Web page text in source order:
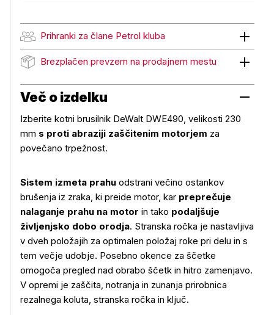
Prihranki za člane Petrol kluba
Prihranki za člane Petrol kluba
Brezplačen prevzem na prodajnem mestu
Brezplačen prevzem na prodajnem mestu
Več o izdelku
Več o izdelku
Izberite kotni brusilnik DeWalt DWE490, velikosti 230
mm s proti abraziji zaščitenim motorjem za
povečano trpežnost.
Sistem izmeta prahu odstrani večino ostankov
brušenja iz zraka, ki preide motor, kar preprečuje
nalaganje prahu na motor in tako podaljšuje
življenjsko dobo orodja. Stranska ročka je nastavljiva
v dveh položajih za optimalen položaj roke pri delu in s
tem večje udobje. Posebno okence za ščetke
omogoča pregled nad obrabo ščetk in hitro zamenjavo.
V opremi je zaščita, notranja in zunanja prirobnica
rezalnega koluta, stranska ročka in ključ.